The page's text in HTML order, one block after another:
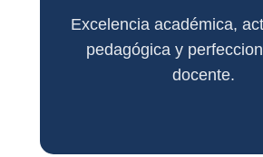
Excelencia académica,
pedagógica y
docente.